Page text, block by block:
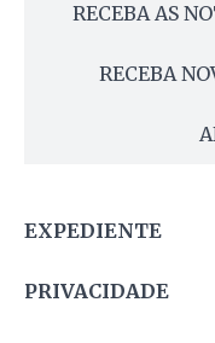
RECEBA AS
RECEBA
EXPEDIENTE
PRIVACIDADE